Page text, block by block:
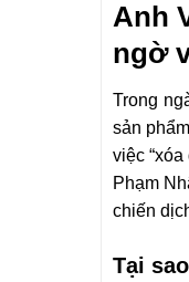
Anh
ngờ
Trong
sản
việc
Phạm
chiến
Tại